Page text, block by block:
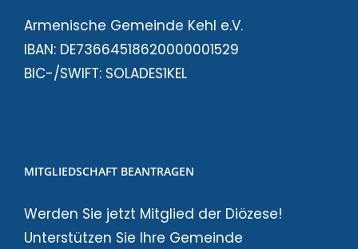
Armenische Gemeinde Kehl e.V.
IBAN: DE73664518620000001529
BIC-/SWIFT: SOLADES1KEL
MITGLIEDSCHAFT BEANTRAGEN
Werden Sie jetzt Mitglied der Diözese!
Unterstützen Sie Ihre Gemeinde